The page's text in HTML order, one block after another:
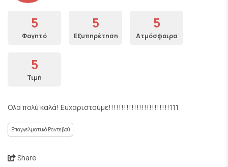
5
Φαγητό
5
Εξυπηρέτηση
5
Ατμόσφαιρα
5
Τιμή
Ολα πολύ καλά! Ευχαριστούμε!!!!!!!!!!!!!!!!!!!!!!!!111
Επαγγελματικό Ραντεβού
Share